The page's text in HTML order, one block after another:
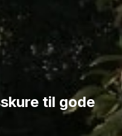
til gode